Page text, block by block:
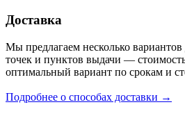
Доставка
Мы предлагаем несколько
точек и пунктов выдачи —
оптимальный вариант по срокам и
Подробнее о способах доставки →